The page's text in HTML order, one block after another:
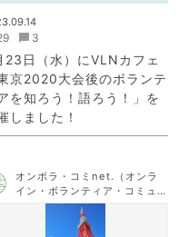
3
23日（水）にVLNカフェ
東京2020大会後のボランテ
を知ろう！語ろう！」を
しました！
オンボラ・コミnet.（オンラ
イン・ボランティア・コミュ
ニケーション・ネットワー